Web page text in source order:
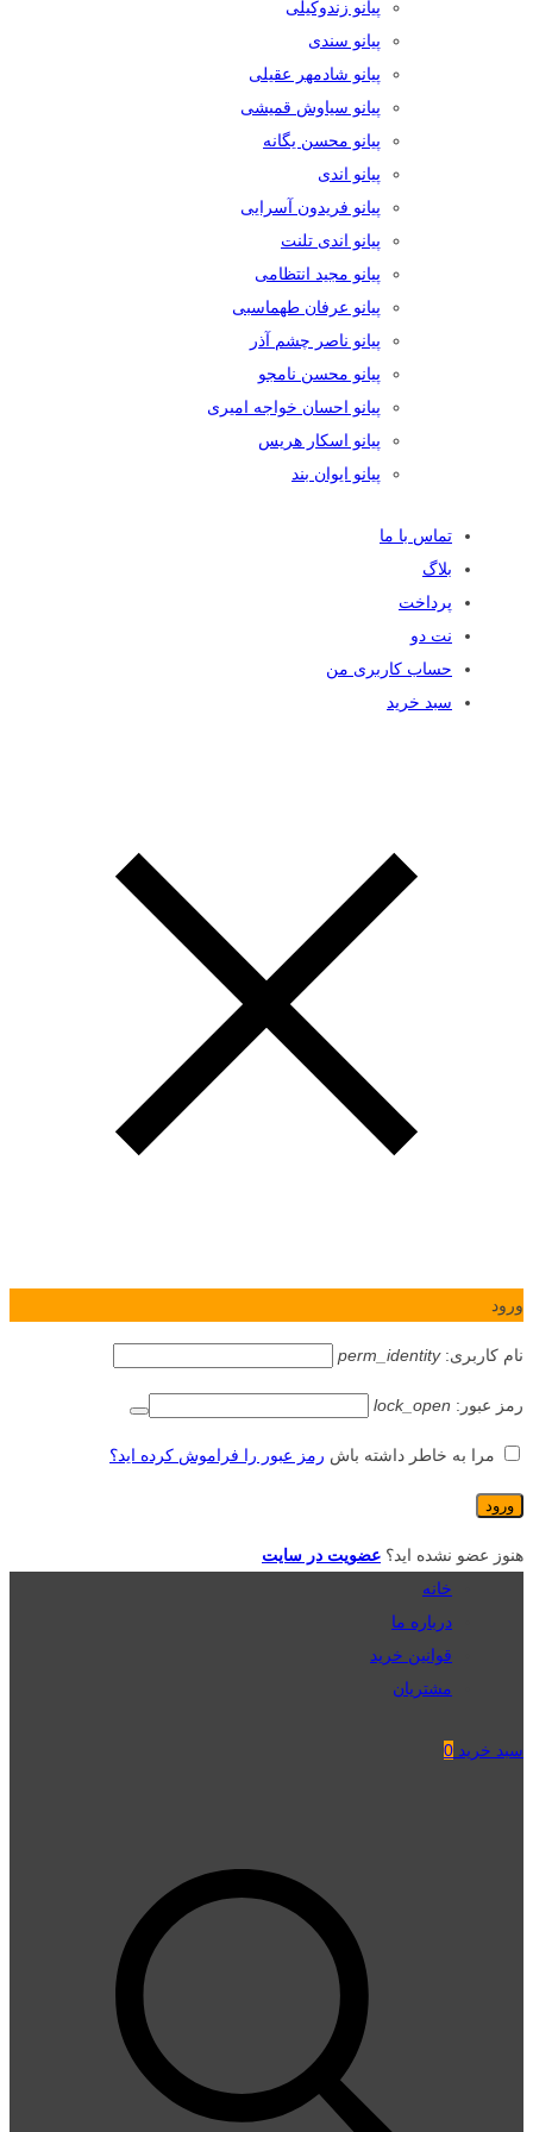
پیانو زندوکیلی
پیانو سندی
پیانو شادمهر عقیلی
پیانو سیاوش قمیشی
پیانو محسن یگانه
پیانو اندی
پیانو فریدون آسرایی
پیانو اندی تلنت
پیانو مجید انتظامی
پیانو عرفان طهماسبی
پیانو ناصر چشم آذر
پیانو محسن نامجو
پیانو احسان خواجه امیری
پیانو اسکار هریس
پیانو ایوان بند
تماس با ما
بلاگ
پرداخت
نت دو
حساب کاربری من
سبد خرید
ورود
نام کاربری:perm_identity
رمز عبور: lock_open
مرا به خاطر داشته باش رمز عبور را فراموش کرده اید؟
هنوز عضو نشده اید؟ عضویت در سایت
خانه
درباره ما
قوانین خرید
مشتریان
سبد خرید 0